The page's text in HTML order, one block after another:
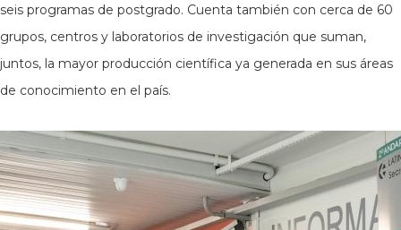
seis programas de postgrado. Cuenta también con cerca de 60
grupos, centros y laboratorios de investigación que suman,
juntos, la mayor producción científica ya generada en sus áreas
de conocimiento en el país.